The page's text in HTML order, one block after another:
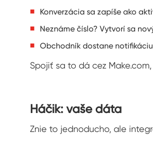
Konverzácia sa zapíše ako
Neznáme číslo? Vytvorí sa
Obchodník dostane
Spojiť sa to dá cez
Háčik: vaše dáta
Znie to jednoducho, ale